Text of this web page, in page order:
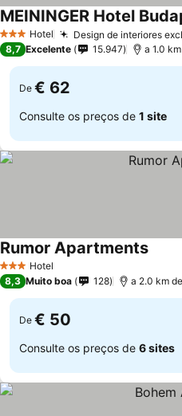
3 EstrelasHotel Design de interiores
MEININGER Hotel
8,7 Excelente 15.947 a 1.0
De € 62
Consulte os preços de 1 site
3 EstrelasHotel
Rumor Apartments
8,3 Muito boa 128 a 2.0 km
De € 50
Consulte os preços de 6 sites